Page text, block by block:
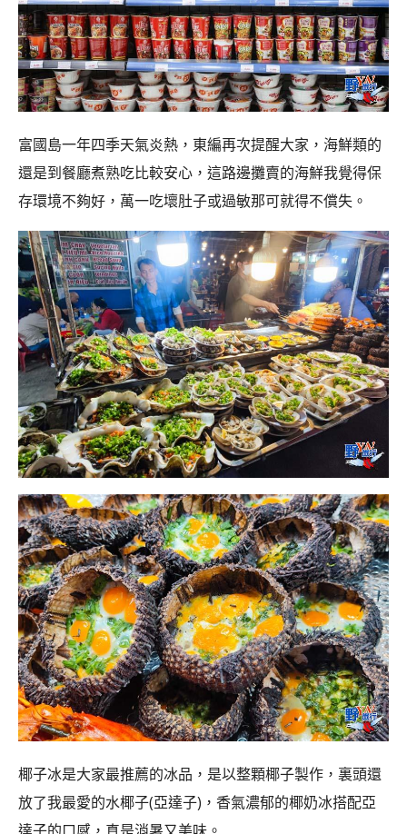
富國島一年四季天氣炎熱，東編再次提醒大家，海鮮類的
還是到餐廳煮熟吃比較安心，這路邊攤賣的海鮮我覺得保
存環境不夠好，萬一吃壞肚子或過敏那可就得不償失。
椰子冰是大家最推薦的冰品，是以整顆椰子製作，裏頭還
放了我最愛的水椰子(亞達子)，香氣濃郁的椰奶冰搭配亞